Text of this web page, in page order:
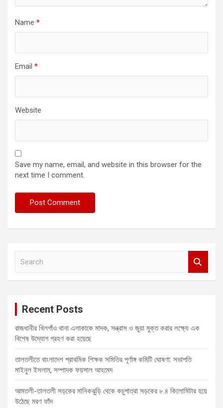
Name *
Email *
Website
Save my name, email, and website in this browser for the
next time I comment.
Recent Posts
রাজধানীর খিলগাঁও থানা এলাকাকে মাদক, সন্ত্রাস ও জুয়া মুক্ত করার লক্ষ্যে এক
বিশেষ উদ্যোগ গ্রহণ করা হয়েছে
তালতলীতে বাংলাদেশ প্রাথমিক শিক্ষক সমিতির পূর্ণাঙ্গ কমিটি ঘোষণা: সভাপতি
মাইনুল ইসলাম, সম্পাদক ফয়সাল আহমেদ
আমতলী-তালতলী সড়কের মানিকঝুড়ি থেকে কচুপাত্রা সড়কের ৮.৪ কিলোমিটার হয়ে
উঠেছে মরণ ফাঁদ